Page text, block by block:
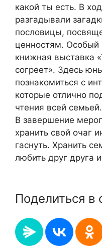
какой ты есть. В
разгадывали
пословицы,
ценностям. Особый
книжная выставка
согреет». Здесь
познакомиться с
которые отлично
чтения всей семьей.
В завершение
хранить свой очаг
гаснуть. Хранить
любить друг друга
Поделиться в